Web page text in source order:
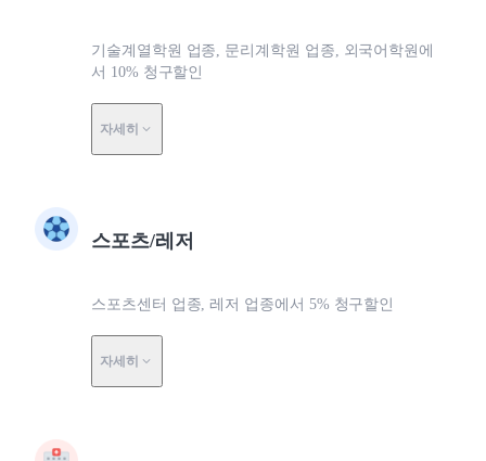
기술계열학원 업종, 문리계학원 업종, 외국어학원에
서 10% 청구할인
자세히
스포츠/레저
스포츠센터 업종, 레저 업종에서 5% 청구할인
자세히